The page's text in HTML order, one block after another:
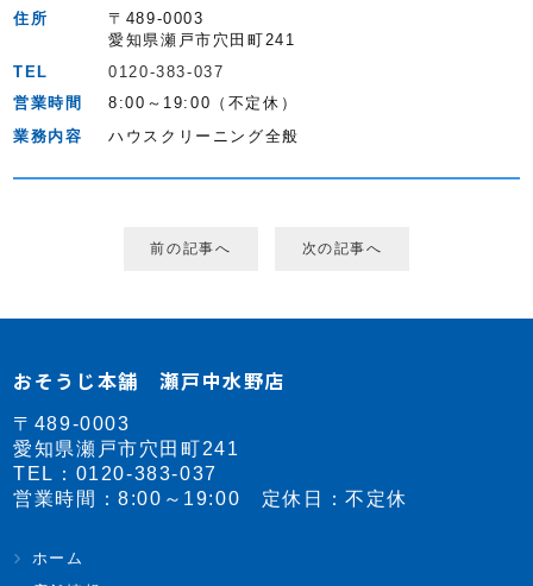
住所
〒489-0003
愛知県瀬戸市穴田町241
TEL
0120-383-037
営業時間
8:00～19:00（不定休）
業務内容
ハウスクリーニング全般
前の記事へ 次の記事へ
おそうじ本舗 瀬戸中水野店
〒489-0003
愛知県瀬戸市穴田町241
TEL： 0120-383-037
営業時間：8:00～19:00 定休日：不定休
ホーム